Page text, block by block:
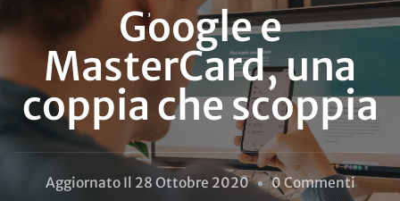
Google e
MasterCard, una
coppia che scoppia
Aggiornato Il 28 Ottobre 2020 0 CommentiSu